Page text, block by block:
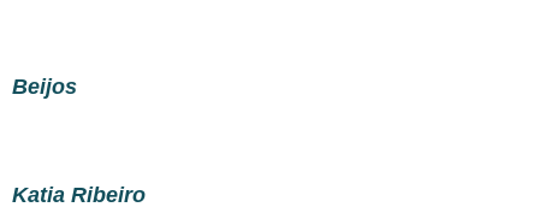
Beijos
Katia Ribeiro